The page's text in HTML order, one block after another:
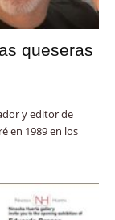
queseras
y editor de
en 1989 en los